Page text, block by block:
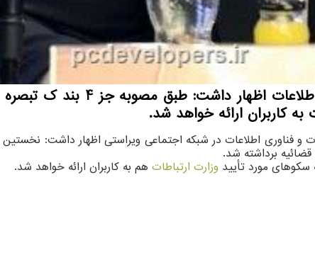
کاربران ارائه خواهد شد.
و فناوری اطلاعات در شبکه اجتماعی ویراستی اظهار داشت:
برداشته شد.
مورد تأیید وزارت ارتباطات هم به کاربران ارائه خواهد شد.